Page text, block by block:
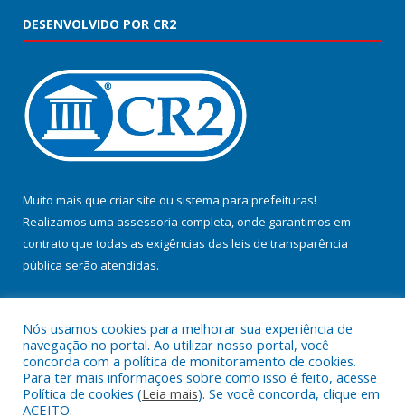
DESENVOLVIDO POR CR2
Muito mais que criar site ou sistema para prefeituras!
Realizamos uma assessoria completa, onde garantimos em
contrato que todas as exigências das leis de transparência
pública serão atendidas.
Todos os direitos reservados a Prefeitura Municipal de Jacundá.
Nós usamos cookies para melhorar sua experiência de
navegação no portal. Ao utilizar nosso portal, você
concorda com a política de monitoramento de cookies.
Para ter mais informações sobre como isso é feito, acesse
Política de cookies (Leia mais). Se você concorda, clique em
ACEITO.